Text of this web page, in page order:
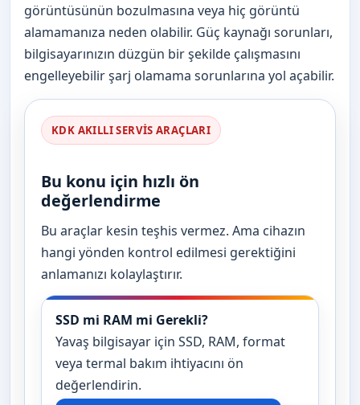
görüntüsünün bozulmasına veya hiç görüntü
alamamanıza neden olabilir. Güç kaynağı sorunları,
bilgisayarınızın düzgün bir şekilde çalışmasını
engelleyebilir şarj olamama sorunlarına yol açabilir.
KDK AKILLI SERVIS ARAÇLARI
Bu konu için hızlı ön
değerlendirme
Bu araçlar kesin teşhis vermez. Ama cihazın
hangi yönden kontrol edilmesi gerektiğini
anlamanızı kolaylaştırır.
SSD mi RAM mi Gerekli?
Yavaş bilgisayar için SSD, RAM, format
veya termal bakım ihtiyacını ön
değerlendirin.